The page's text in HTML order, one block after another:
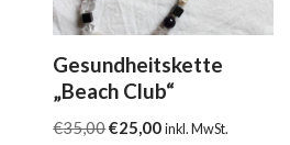
Gesundheitskette
„Beach Club“
€35,00€25,00 inkl. MwSt.